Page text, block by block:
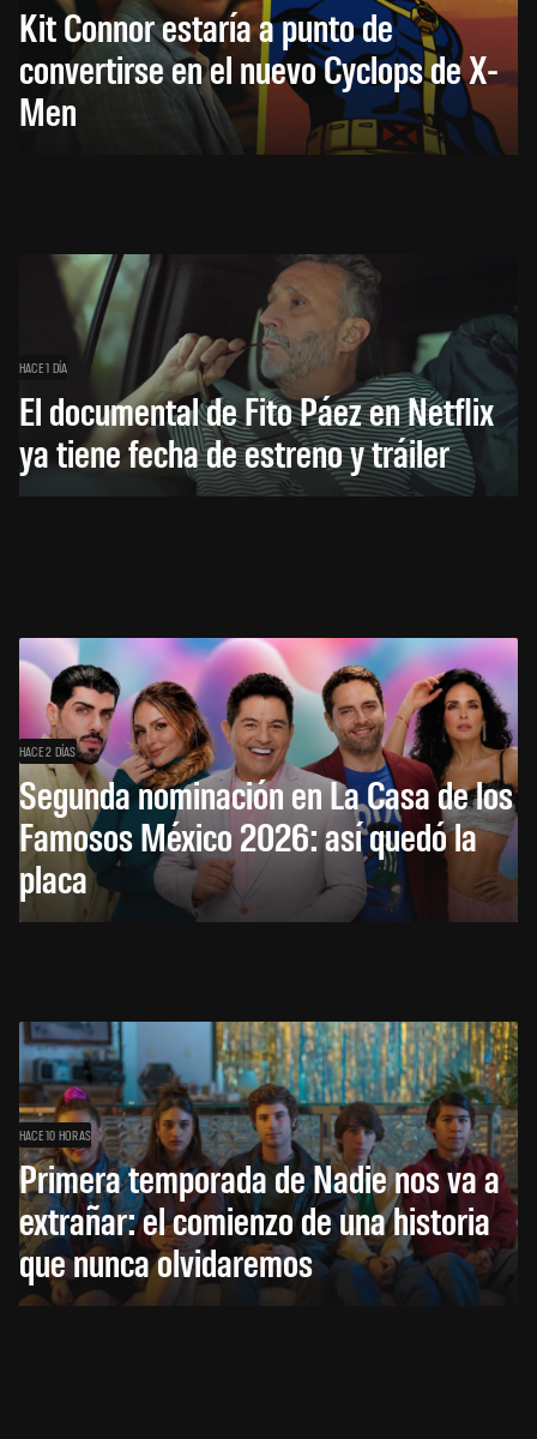
Kit Connor estaría a punto de
convertirse en el nuevo Cyclops de X-
Men
HACE 1 DÍA
El documental de Fito Páez en Netflix
ya tiene fecha de estreno y tráiler
HACE 2 DÍAS
Segunda nominación en La Casa de los
Famosos México 2026: así quedó la
placa
HACE 10 HORAS
Primera temporada de Nadie nos va a
extrañar: el comienzo de una historia
que nunca olvidaremos